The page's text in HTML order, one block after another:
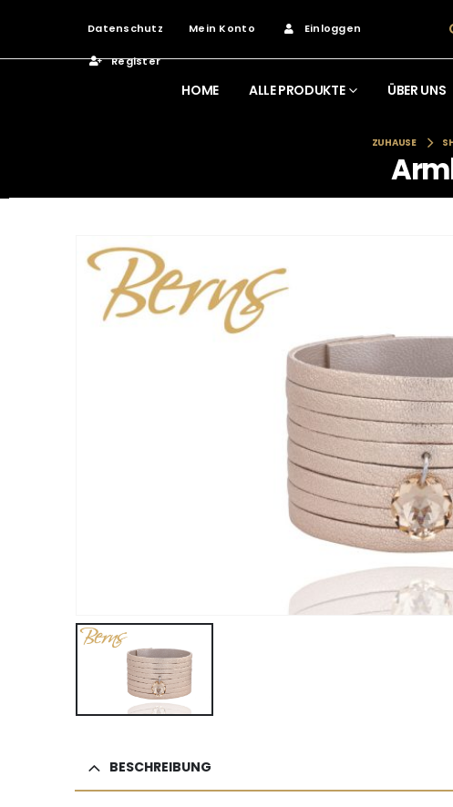
Datenschutz Mein Konto Einloggen
Register
HOME ALLE PRODUKTE ÜBER UNS
ZUHAUSE
BESCHREIBUNG